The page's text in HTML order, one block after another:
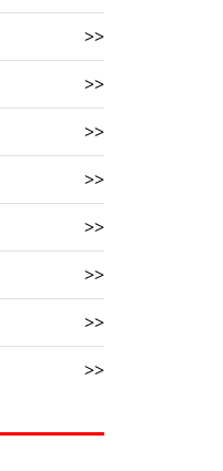
>>
>>
>>
>>
>>
>>
>>
>>